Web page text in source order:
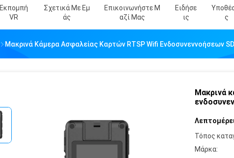
Εκπομπή
VR
Σχετικά Με Εμ
Άς
Επικοινωνήστε Μ
Αζί Μας
Ειδήσε
Ις
Σ
Μακρινά Κάμερα Ασφαλείας Καρτών RTSP Wifi Ενδοσυνεννοήσεων SD
Μακρινά
Τόπος
Μάρκα: